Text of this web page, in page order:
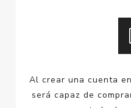
Al crear una cuenta
será capaz de